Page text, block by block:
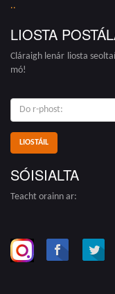
..
LIOSTA
Cláraigh lenár liosta
mó!
do
r-
phost:
SÓISIALTA
Teacht orainn ar: